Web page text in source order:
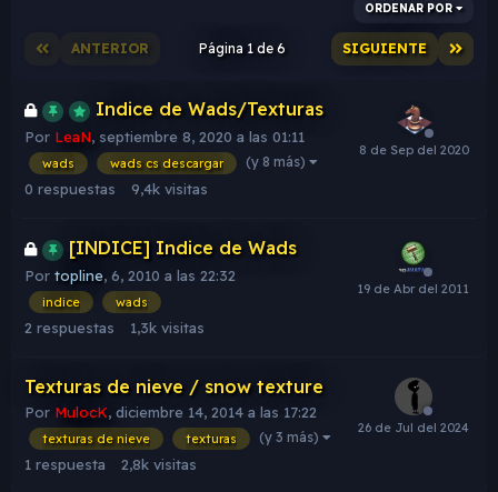
ORDENAR POR
ANTERIOR SIGUIENTE
Página 1 de 6
Indice de Wads/Texturas
Por LeaN, septiembre 8, 2020 a las 01:11
wads wads cs descargar (y 8 más)
0 respuestas 9,4k visitas
[INDICE] Indice de Wads
Por topline, 6, 2010 a las 22:32
indice wads
2 respuestas 1,3k visitas
Texturas de nieve / snow texture
Por MulocK, diciembre 14, 2014 a las 17:22
texturas de nieve texturas (y 3 más)
1 respuesta 2,8k visitas